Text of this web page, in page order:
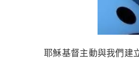
耶穌基督主動與我們建